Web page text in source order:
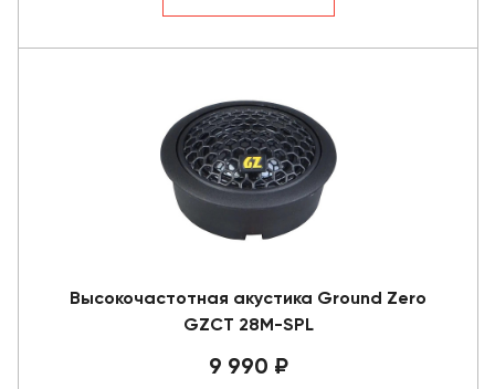
Высокочастотная акустика Ground Zero
GZCT 28M-SPL
9 990 ₽